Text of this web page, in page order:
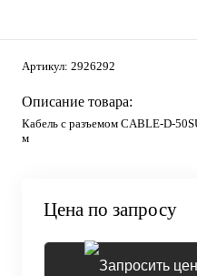
Артикул: 2926292
Описание товара:
Кабель с разъемом CABLE-D-
м
Цена по запросу